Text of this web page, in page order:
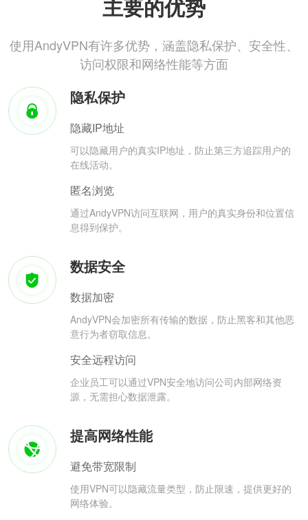
主要的优势
使用AndyVPN有许多优势，涵盖隐私保护、安全性、
访问权限和网络性能等方面
隐私保护
隐藏IP地址
可以隐藏用户的真实IP地址，防止第三方追踪用户的
在线活动。
匿名浏览
通过AndyVPN访问互联网，用户的真实身份和位置信
息得到保护。
数据安全
数据加密
AndyVPN会加密所有传输的数据，防止黑客和其他恶
意行为者窃取信息。
安全远程访问
企业员工可以通过VPN安全地访问公司内部网络资
源，无需担心数据泄露。
提高网络性能
避免带宽限制
使用VPN可以隐藏流量类型，防止限速，提供更好的
网络体验。